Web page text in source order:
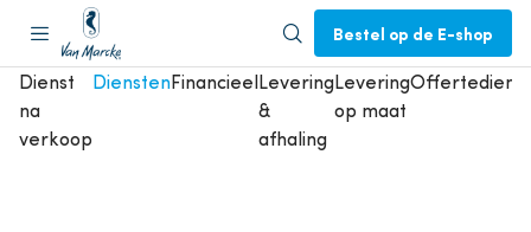
Bestel op de E-shop
Dienst
na
verkoop
DienstenFinancieelLevering
&
afhaling
Levering
op maat
Offertedienst